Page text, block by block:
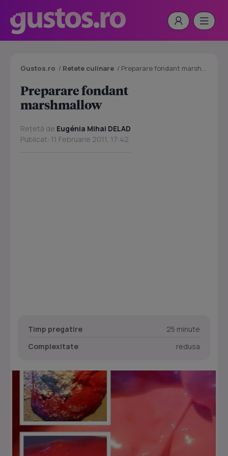
Gustos.ro / Retete culinare / Preparare fondant marshmallow
Preparare fondant
marshmallow
Rețetă de Eugénia Mihai DELAD
Publicat: 11 Februarie 2011, 17:42
Timp pregatire
25 minute
Complexitate
redusa